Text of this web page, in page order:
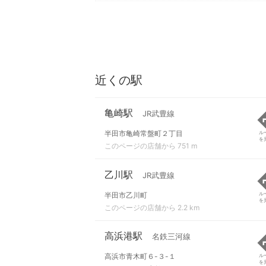
近くの駅
亀崎駅 JR武豊線
半田市亀崎常盤町２丁目
このページの店舗から 751 m
ル
を
乙川駅 JR武豊線
半田市乙川町
このページの店舗から 2.2 km
ル
を
高浜港駅 名鉄三河線
高浜市青木町６-３-１
ル
を